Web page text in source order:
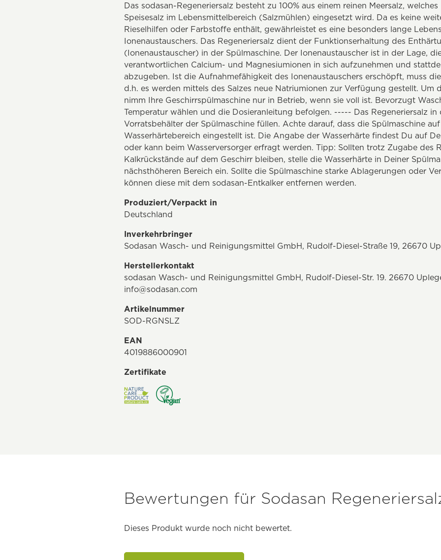
Das sodasan-Regeneriersalz besteht zu 100% aus einem reinen Meersalz,
Speisesalz im Lebensmittelbereich (Salzmühlen) eingesetzt wird. Da es keine
Rieselhilfen oder Farbstoffe enthält, gewährleistet es eine besonders lange
Ionenaustauschers. Das Regeneriersalz dient der Funktionserhaltung des
(Ionenaustauscher) in der Spülmaschine. Der Ionenaustauscher ist in der Lage,
verantwortlichen Calcium- und Magnesiumionen in sich aufzunehmen und
abzugeben. Ist die Aufnahmefähigkeit des Ionenaustauschers erschöpft, muss
d.h. es werden mittels des Salzes neue Natriumionen zur Verfügung gestellt. Um
nimm Ihre Geschirrspülmaschine nur in Betrieb, wenn sie voll ist. Bevorzugt
Temperatur wählen und die Dosieranleitung befolgen. ----- Das Regeneriersalz in
Vorratsbehälter der Spülmaschine füllen. Achte darauf, dass die Spülmaschine
Wasserhärtebereich eingestellt ist. Die Angabe der Wasserhärte findest Du auf
oder kann beim Wasserversorger erfragt werden. Tipp: Sollten trotz Zugabe des
Kalkrückstände auf dem Geschirr bleiben, stelle die Wasserhärte in Deiner
nächsthöheren Bereich ein. Sollte die Spülmaschine starke Ablagerungen oder
können diese mit dem sodasan-Entkalker entfernen werden.
Produziert/Verpackt in
Deutschland
Inverkehrbringer
Sodasan Wasch- und Reinigungsmittel GmbH, Rudolf-Diesel-Straße 19, 26670
Herstellerkontakt
sodasan Wasch- und Reinigungsmittel GmbH, Rudolf-Diesel-Str. 19. 26670
info@sodasan.com
Artikelnummer
SOD-RGNSLZ
EAN
4019886000901
Zertifikate
Bewertungen für Sodasan
Dieses Produkt wurde noch nicht bewertet.